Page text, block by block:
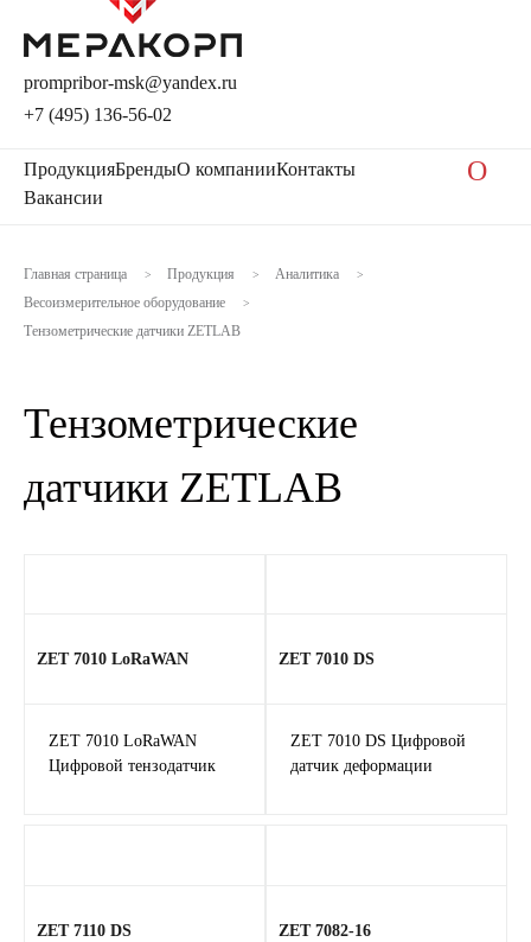
prompribor-msk@yandex.ru
+7 (495) 136-56-02
ПродукцияБрендыО компанииКонтакты
Вакансии
O
Главная страница > Продукция > Аналитика >
Весоизмерительное оборудование >
Тензометрические датчики ZETLAB
Тензометрические
датчики ZETLAB
ZET 7010 LоRаWAN
ZET 7010 LоRаWAN
Цифровой тензодатчик
ZET 7010 DS
ZET 7010 DS Цифровой
датчик деформации
ZET 7110 DS ZET 7082-16